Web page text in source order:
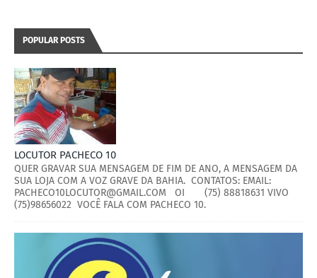
POPULAR POSTS
LOCUTOR PACHECO 10
QUER GRAVAR SUA MENSAGEM DE FIM DE ANO, A MENSAGEM DA
SUA LOJA COM A VOZ GRAVE DA BAHIA. CONTATOS: EMAIL:
PACHECO10LOCUTOR@GMAIL.COM OI (75) 88818631 VIVO
(75)98656022 VOCÊ FALA COM PACHECO 10.